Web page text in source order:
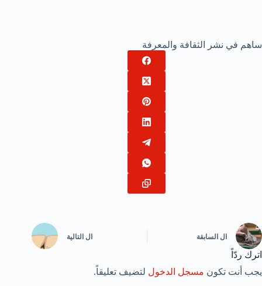
ساهم في نشر الثقافة والمعرفة
ال السابقة ال التالية
اترك ردّاً
يجب أنت تكون مسجل الدخول لتضيف تعليقاً.